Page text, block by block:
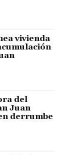
vivienda
del
Juan
derrumbe